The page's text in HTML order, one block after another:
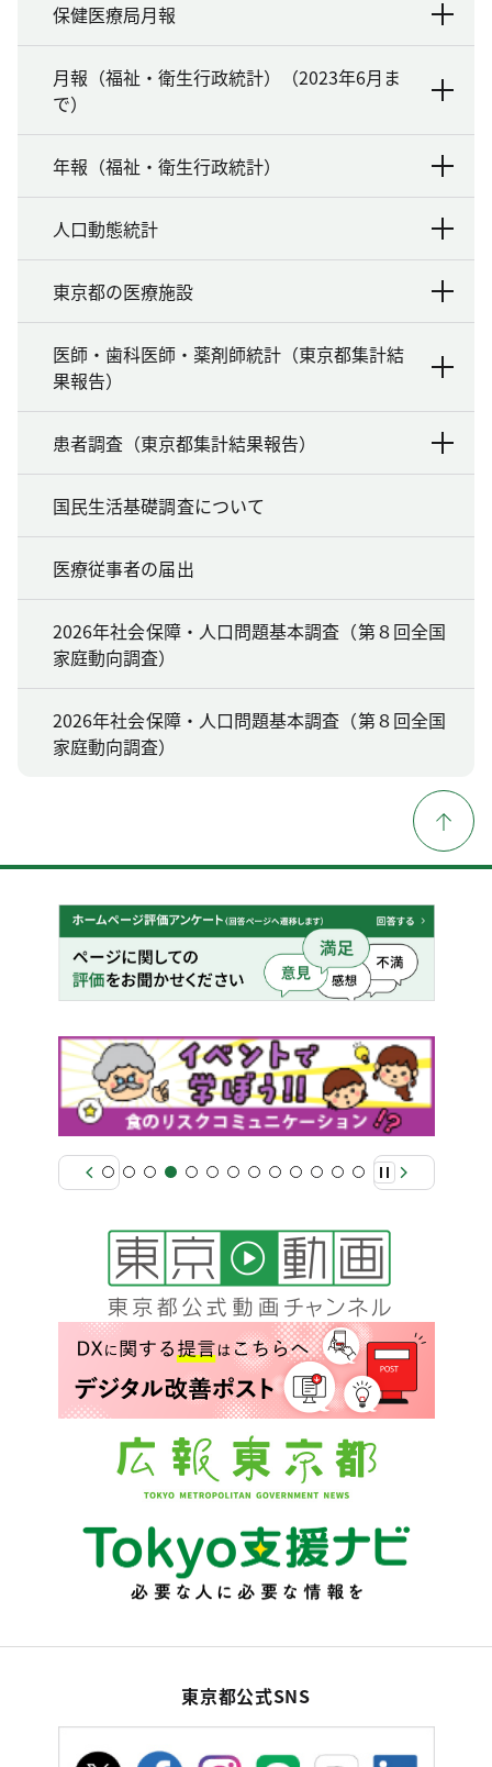
保健医療局月報
月報（福祉・衛生行政統計）（2023年6月ま
で）
年報（福祉・衛生行政統計）
人口動態統計
東京都の医療施設
医師・歯科医師・薬剤師統計（東京都集計結
果報告）
患者調査（東京都集計結果報告）
国民生活基礎調査について
医療従事者の届出
2026年社会保障・人口問題基本調査（第８回全国
家庭動向調査）
2026年社会保障・人口問題基本調査（第８回全国
家庭動向調査）
東京都公式SNS